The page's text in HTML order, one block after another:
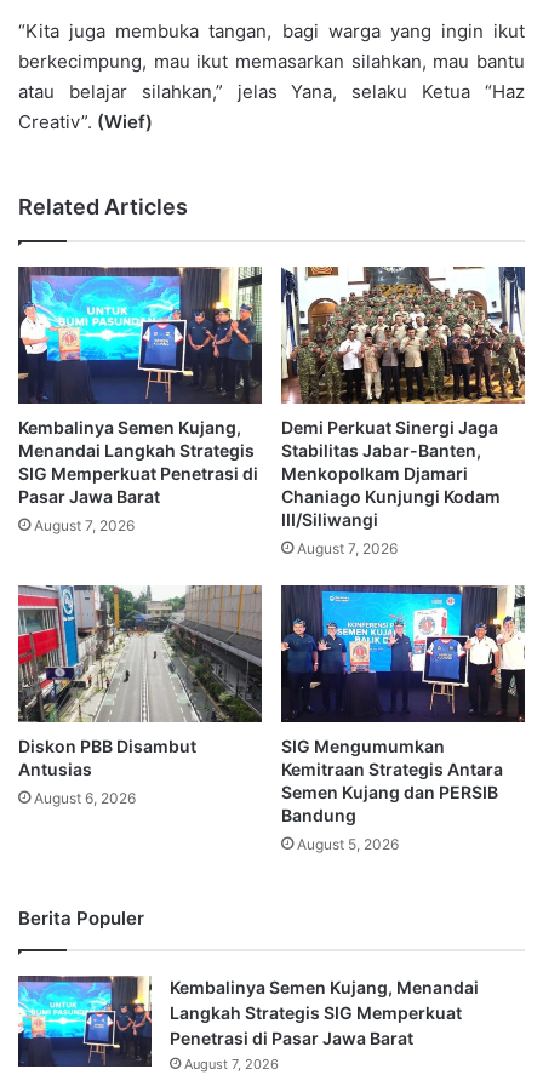
“Kita juga membuka tangan, bagi warga yang ingin ikut
berkecimpung, mau ikut memasarkan silahkan, mau bantu
atau belajar silahkan,” jelas Yana, selaku Ketua “Haz
Creativ”. (Wief)
Related Articles
Kembalinya Semen Kujang,
Menandai Langkah Strategis
SIG Memperkuat Penetrasi di
Pasar Jawa Barat
August 7, 2026
Demi Perkuat Sinergi Jaga
Stabilitas Jabar-Banten,
Menkopolkam Djamari
Chaniago Kunjungi Kodam
III/Siliwangi
August 7, 2026
Diskon PBB Disambut
Antusias
August 6, 2026
SIG Mengumumkan
Kemitraan Strategis Antara
Semen Kujang dan PERSIB
Bandung
August 5, 2026
Berita Populer
Kembalinya Semen Kujang, Menandai
Langkah Strategis SIG Memperkuat
Penetrasi di Pasar Jawa Barat
August 7, 2026